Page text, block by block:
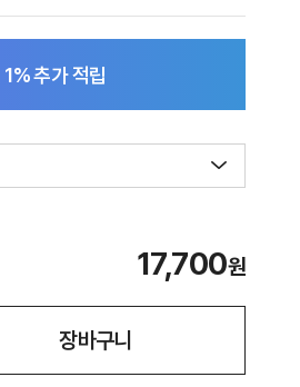
1% 추가 적립
17,700원
장바구니